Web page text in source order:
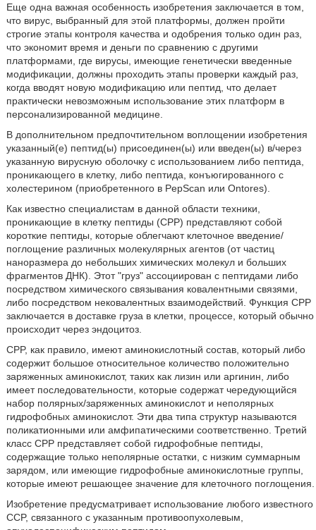
Еще одна важная особенность изобретения заключается в том,
что вирус, выбранный для этой платформы, должен пройти
строгие этапы контроля качества и одобрения только один раз,
что экономит время и деньги по сравнению с другими
платформами, где вирусы, имеющие генетически введенные
модификации, должны проходить этапы проверки каждый раз,
когда вводят новую модификацию или пептид, что делает
практически невозможным использование этих платформ в
персонализированной медицине.
В дополнительном предпочтительном воплощении изобретения
указанный(е) пептид(ы) присоединен(ы) или введен(ы) в/через
указанную вирусную оболочку с использованием либо пептида,
проникающего в клетку, либо пептида, конъюгированного с
холестерином (приобретенного в PepScan или Ontores).
Как известно специалистам в данной области техники,
проникающие в клетку пептиды (CPP) представляют собой
короткие пептиды, которые облегчают клеточное введение/
поглощение различных молекулярных агентов (от частиц
наноразмера до небольших химических молекул и больших
фрагментов ДНК). Этот "груз" ассоциирован с пептидами либо
посредством химического связывания ковалентными связями,
либо посредством нековалентных взаимодействий. Функция CPP
заключается в доставке груза в клетки, процессе, который обычно
происходит через эндоцитоз.
CPP, как правило, имеют аминокислотный состав, который либо
содержит большое относительное количество положительно
заряженных аминокислот, таких как лизин или аргинин, либо
имеет последовательности, которые содержат чередующийся
набор полярных/заряженных аминокислот и неполярных
гидрофобных аминокислот. Эти два типа структур называются
поликатионными или амфипатическими соответственно. Третий
класс CPP представляет собой гидрофобные пептиды,
содержащие только неполярные остатки, с низким суммарным
зарядом, или имеющие гидрофобные аминокислотные группы,
которые имеют решающее значение для клеточного поглощения.
Изобретение предусматривает использование любого известного
CCP, связанного с указанным противоопухолевым,